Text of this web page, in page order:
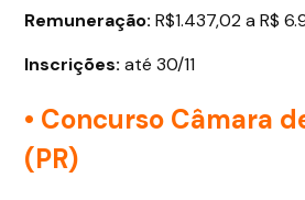
Remuneração: R$1.437,02 a R$
Inscrições:até 30/11
• Concurso Câmara
(PR)